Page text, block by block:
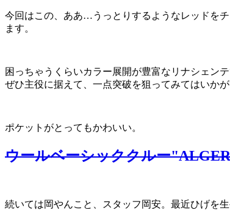
今回はこの、ああ…うっとりするようなレッドを
ます。
困っちゃうくらいカラー展開が豊富なリナシェン
ぜひ主役に据えて、一点突破を狙ってみてはいかが
ポケットがとってもかわいい。
ウールベーシッククルー
続いては岡やんこと、スタッフ岡安。最近ひげを生